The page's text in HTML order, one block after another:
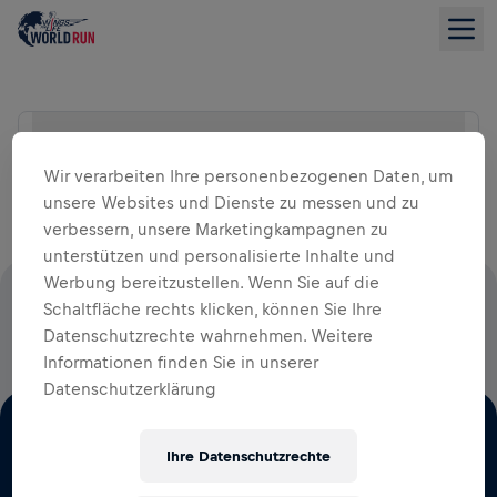
LISTENANSICHT
100 % DER STARTGELDER FLIESSEN IN DIE R
ÜCKENMARKSFORSCHUNG
Wir verarbeiten Ihre personenbezogenen Daten, um
unsere Websites und Dienste zu messen und zu
verbessern, unsere Marketingkampagnen zu
unterstützen und personalisierte Inhalte und
Werbung bereitzustellen. Wenn Sie auf die
Schaltfläche rechts klicken, können Sie Ihre
Datenschutzrechte wahrnehmen. Weitere
Informationen finden Sie in unserer
Datenschutzerklärung
Ihre Datenschutzrechte